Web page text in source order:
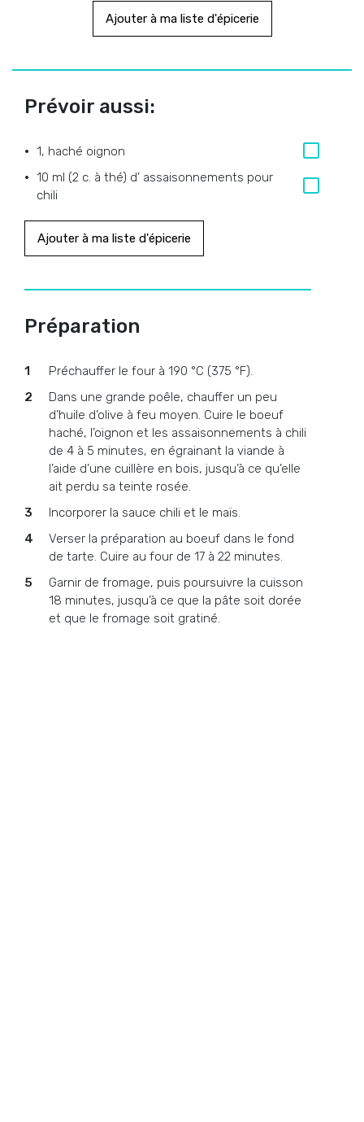
Ajouter à ma liste d'épicerie
Prévoir aussi:
1, haché oignon
10 ml (2 c. à thé) d’ assaisonnements pour
chili
Ajouter à ma liste d'épicerie
Préparation
Préchauffer le four à 190 °C (375 °F).
Dans une grande poêle, chauffer un peu
d’huile d’olive à feu moyen. Cuire le boeuf
haché, l’oignon et les assaisonnements à chili
de 4 à 5 minutes, en égrainant la viande à
l’aide d’une cuillère en bois, jusqu’à ce qu’elle
ait perdu sa teinte rosée.
Incorporer la sauce chili et le maïs.
Verser la préparation au boeuf dans le fond
de tarte. Cuire au four de 17 à 22 minutes.
Garnir de fromage, puis poursuivre la cuisson
18 minutes, jusqu’à ce que la pâte soit dorée
et que le fromage soit gratiné.